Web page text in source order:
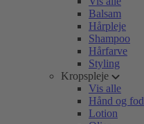
Balsam
Hårpleje
Shampoo
Hårfarve
Styling
Kropspleje
Vis alle
Hånd og fod
Lotion